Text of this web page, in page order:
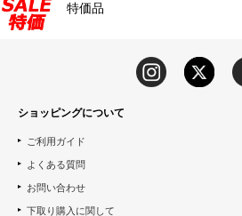
特価品
ショッピングについて
ご利用ガイド
よくある質問
お問い合わせ
下取り購入に関して